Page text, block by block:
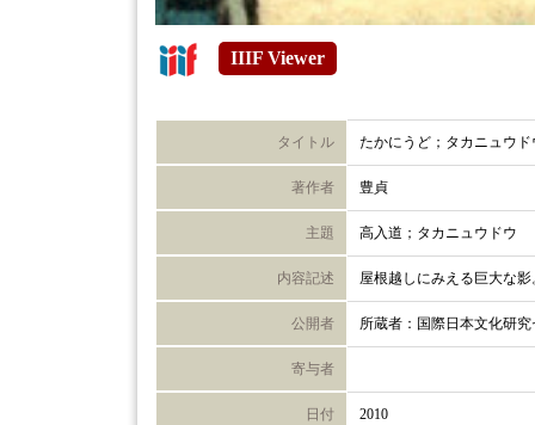
IIIF Viewer
タイトル たかにうど；タカニュウド
著作者 豊貞
主題 高入道；タカニュウドウ
内容記述 屋根越しにみえる巨大な
公開者 所蔵者：国際日本文化研
寄与者
日付 2010